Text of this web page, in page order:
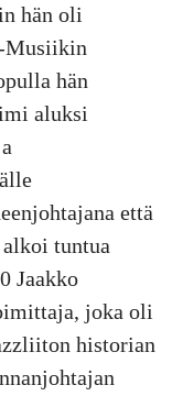
hän oli
Musiikin
hän
aluksi
että
tuntua
Jaakko
joka oli
historian